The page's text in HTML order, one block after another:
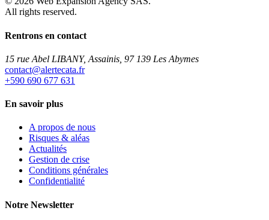
All rights reserved.
Rentrons en contact
15 rue Abel LIBANY, Assainis, 97 139 Les Abymes
rf.atacetrela@tcatnoc
+590 690 677 631
En savoir plus
A propos de nous
Risques & aléas
Actualités
Gestion de crise
Conditions générales
Confidentialité
Notre Newsletter